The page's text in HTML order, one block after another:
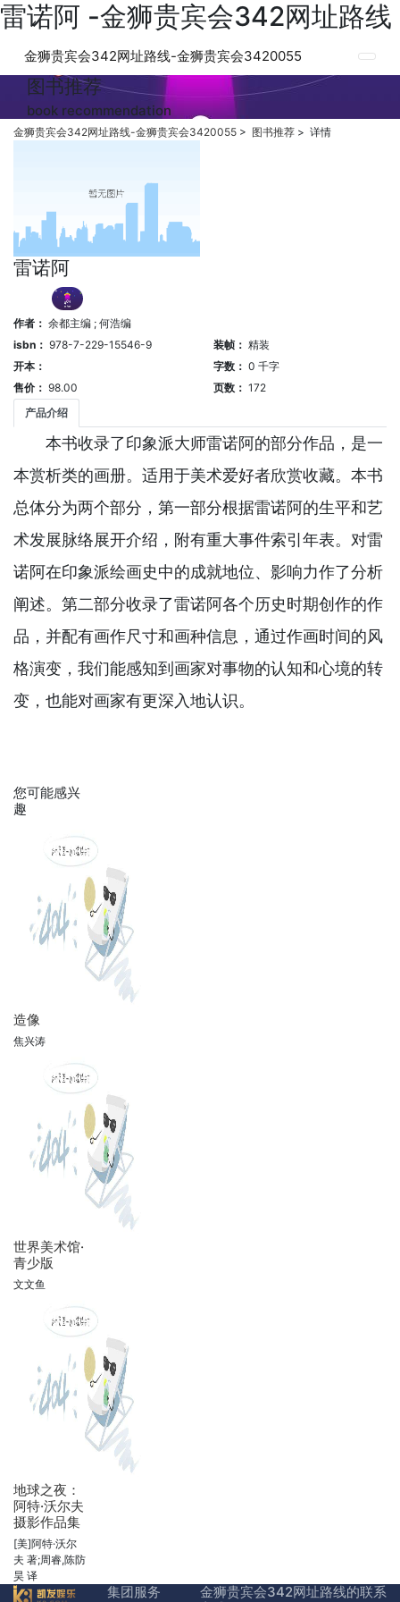
雷诺阿 -金狮贵宾会342网址路线
金狮贵宾会342网址路线-金狮贵宾会3420055
图书推荐
book recommendation
金狮贵宾会342网址路线-金狮贵宾会3420055 > 图书推荐 > 详情
雷诺阿
作者： 余都主编 ; 何浩编
isbn： 978-7-229-15546-9 装帧： 精装
开本：
字数： 0 千字
售价： 98.00 页数： 172
产品介绍
本书收录了印象派大师雷诺阿的部分作品，是一
本赏析类的画册。适用于美术爱好者欣赏收藏。本书
总体分为两个部分，第一部分根据雷诺阿的生平和艺
术发展脉络展开介绍，附有重大事件索引年表。对雷
诺阿在印象派绘画史中的成就地位、影响力作了分析
阐述。第二部分收录了雷诺阿各个历史时期创作的作
品，并配有画作尺寸和画种信息，通过作画时间的风
格演变，我们能感知到画家对事物的认知和心境的转
变，也能对画家有更深入地认识。
您可能感兴
趣
造像
焦兴涛
世界美术馆·
青少版
文文鱼
地球之夜：
阿特·沃尔夫
摄影作品集
[美]阿特·沃尔
夫 著;周睿,陈防
昊 译
集团服务
金狮贵宾会342网址路线的联系